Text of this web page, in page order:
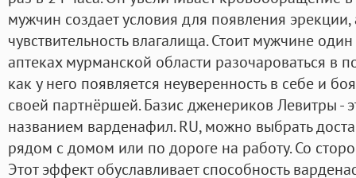
мужчин создает условия для появления
чувствительность влагалища. Стоит мужчине
аптеках мурманской области разочароваться в
как у него появляется неуверенность в себе и
своей партнёршей. Базис дженериков Левитры -
названием варденафил. RU, можно выбрать
рядом с домом или по дороге на работу. Со
Этот эффект обуславливает способность